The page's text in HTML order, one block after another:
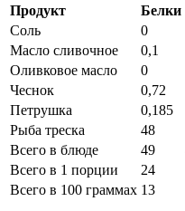
Продукт Белки
Соль
0
Масло сливочное
0,1
Оливковое масло
0
Чеснок
0,72
Петрушка
0,185
Рыба треска
48
Всего в блюде
49
Всего в 1 порции
24
Всего в 100 граммах 13